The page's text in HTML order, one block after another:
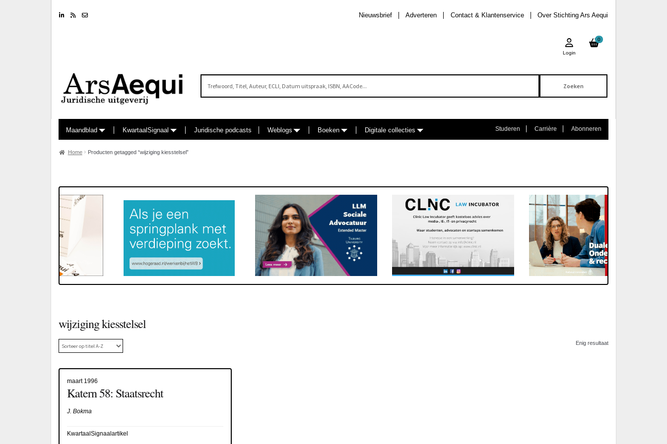
LinkedinRSS feed Over Stichting Ars Aequi
Contact & Klantenservice
Adverteren
Nieuwsbrief
0
Login
Maandblad KwartaalSignaal Juridische podcasts Weblogs Boeken Digitale collecties Studeren Carrière Abonneren
Home Producten getagged “wijziging kiesstelsel”
wijziging kiesstelsel
Enig resultaat
maart 1996
Katern 58: Staatsrecht
J. Bokma
KwartaalSignaalartikel